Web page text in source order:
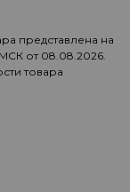
представлена на
от 08.08.2026.
товара